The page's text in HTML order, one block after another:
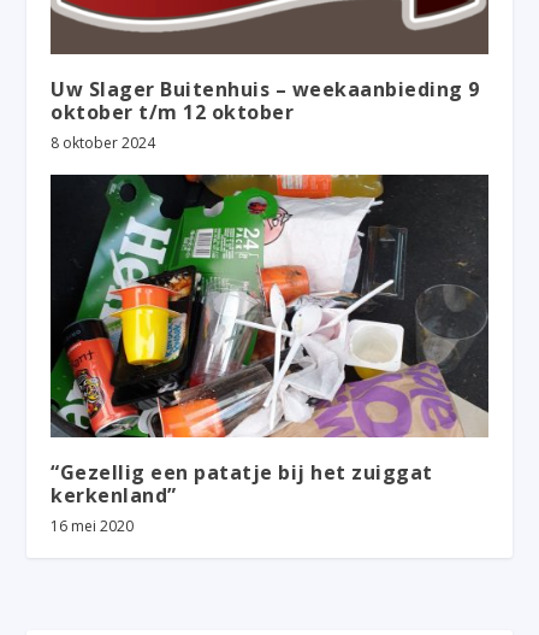
Uw Slager Buitenhuis – weekaanbieding 9
oktober t/m 12 oktober
8 oktober 2024
“Gezellig een patatje bij het zuiggat
kerkenland”
16 mei 2020